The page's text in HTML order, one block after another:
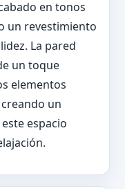
en tonos
un revestimiento
La pared
un toque
elementos
un
espacio